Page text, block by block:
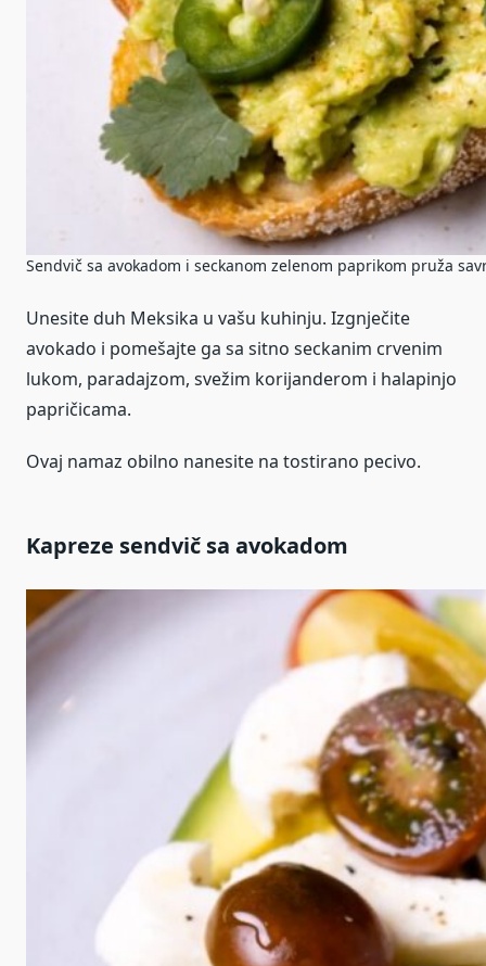
Sendvič sa avokadom i seckanom zelenom paprikom pruža
Unesite duh Meksika u vašu kuhinju. Izgnječite
avokado i pomešajte ga sa sitno seckanim crvenim
lukom, paradajzom, svežim korijanderom i halapinjo
papričicama.
Ovaj namaz obilno nanesite na tostirano pecivo.
Kapreze sendvič sa avokadom